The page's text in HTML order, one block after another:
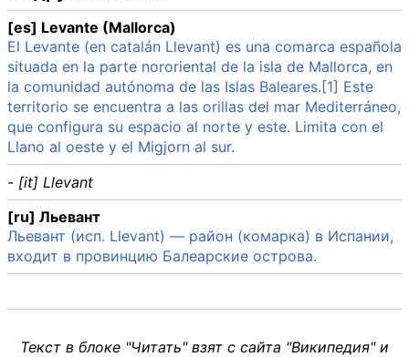
[es] Levante (Mallorca)
El Levante (en catalán Llevant) es una comarca española
situada en la parte nororiental de la isla de Mallorca, en
la comunidad autónoma de las Islas Baleares.[1] Este
territorio se encuentra a las orillas del mar Mediterráneo,
que configura su espacio al norte y este. Limita con el
Llano al oeste y el Migjorn al sur.
- [it] Llevant
[ru] Льевант
Льевант (исп. Llevant) — район (комарка) в Испании,
входит в провинцию Балеарские острова.
Текст в блоке "Читать" взят с сайта "Википедия" и